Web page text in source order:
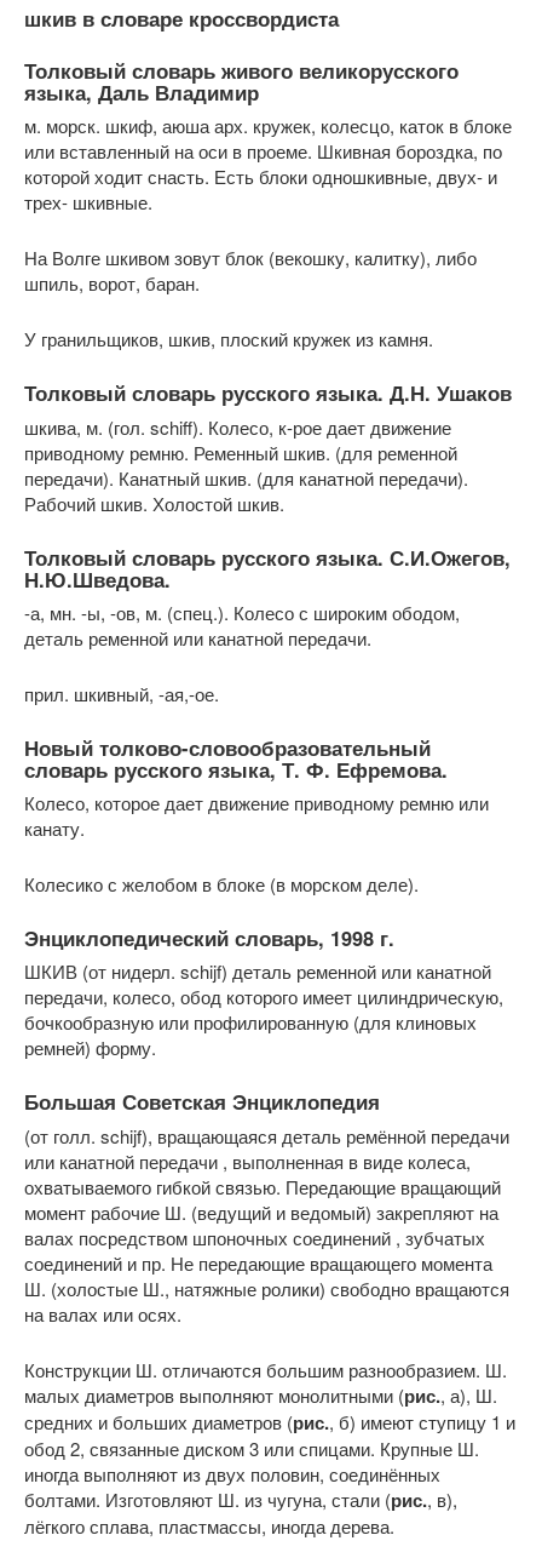
шкив в словаре кроссвордиста
Толковый словарь живого великорусского
языка, Даль Владимир
м. морск. шкиф, аюша арх. кружек, колесцо, каток в блоке
или вставленный на оси в проеме. Шкивная бороздка, по
которой ходит снасть. Есть блоки одношкивные, двух- и
трех- шкивные.
На Волге шкивом зовут блок (векошку, калитку), либо
шпиль, ворот, баран.
У гранильщиков, шкив, плоский кружек из камня.
Толковый словарь русского языка. Д.Н. Ушаков
шкива, м. (гол. schiff). Колесо, к-рое дает движение
приводному ремню. Ременный шкив. (для ременной
передачи). Канатный шкив. (для канатной передачи).
Рабочий шкив. Холостой шкив.
Толковый словарь русского языка. С.И.Ожегов,
Н.Ю.Шведова.
-а, мн. -ы, -ов, м. (спец.). Колесо с широким ободом,
деталь ременной или канатной передачи.
прил. шкивный, -ая,-ое.
Новый толково-словообразовательный
словарь русского языка, Т. Ф. Ефремова.
Колесо, которое дает движение приводному ремню или
канату.
Колесико с желобом в блоке (в морском деле).
Энциклопедический словарь, 1998 г.
ШКИВ (от нидерл. schijf) деталь ременной или канатной
передачи, колесо, обод которого имеет цилиндрическую,
бочкообразную или профилированную (для клиновых
ремней) форму.
Большая Советская Энциклопедия
(от голл. schijf), вращающаяся деталь ремённой передачи
или канатной передачи , выполненная в виде колеса,
охватываемого гибкой связью. Передающие вращающий
момент рабочие Ш. (ведущий и ведомый) закрепляют на
валах посредством шпоночных соединений , зубчатых
соединений и пр. Не передающие вращающего момента
Ш. (холостые Ш., натяжные ролики) свободно вращаются
на валах или осях.
Конструкции Ш. отличаются большим разнообразием. Ш.
малых диаметров выполняют монолитными (рис., а), Ш.
средних и больших диаметров (рис., б) имеют ступицу 1 и
обод 2, связанные диском 3 или спицами. Крупные Ш.
иногда выполняют из двух половин, соединённых
болтами. Изготовляют Ш. из чугуна, стали (рис., в),
лёгкого сплава, пластмассы, иногда дерева.